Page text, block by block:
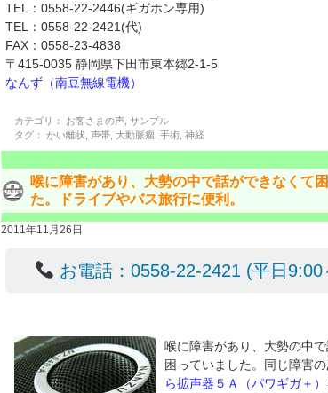
TEL：0558-22-2446(ギガホン専用)
TEL：0558-22-2421(代)
FAX：0558-23-4838
〒415-0035 静岡県下田市東本郷2-1-5
なんず（南豆無線電機）
カテゴリ： お客さまの声 サンプル
タグ：
かい離状 ,声帯 大動脈瘤 ,手術 ,神経
喉に障害があり、大勢の中で話ができなくて
た。ドライブやバス旅行に便利。
2011年11月26日
お電話：0558-22-2421 (平日9:00
喉に障害があり、大勢の中
困っていました。同じ障害
ら拡声器５Ａ（パワギガ＋）